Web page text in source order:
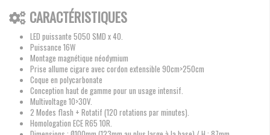
CARACTÉRISTIQUES
LED puissante 5050 SMD x 40.
Puissance 16W
Montage magnétique néodymium
Prise allume cigare avec cordon extensible 90cm>250cm
Coque en polycarbonate
Conception haut de gamme pour un usage intensif.
Multivoltage 10>30V.
2 Modes flash + Rotatif (120 rotations par minutes).
Homologation ECE R65 10R.